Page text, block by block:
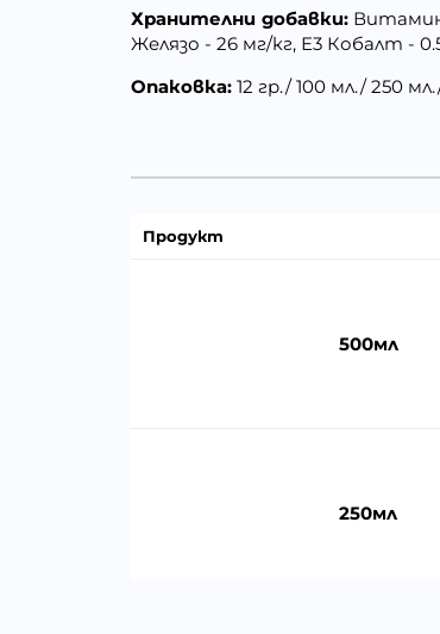
Хранителни добавки: Витамин
Желязо - 26 мг/кг, Е3 Кобалт -
Опаковка:12 гр./ 100 мл./ 250
Продукт
500мл
250мл